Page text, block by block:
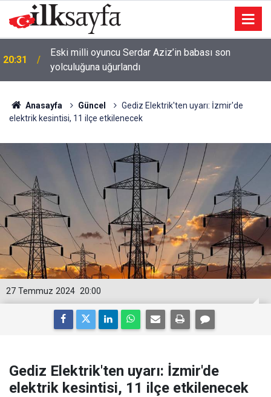
20:31
Eski milli oyuncu Serdar Aziz’in babası son
yolculuğuna uğurlandı
Anasayfa Güncel
Gediz Elektrik'ten uyarı: İzmir'de
elektrik kesintisi, 11 ilçe etkilenecek
20:00
27 Temmuz 2024
Gediz Elektrik'ten uyarı: İzmir'de
elektrik kesintisi, 11 ilçe etkilenecek